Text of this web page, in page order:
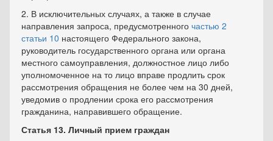
2. В исключительных случаях, а также в случае
направления запроса, предусмотренного частью 2
статьи 10 настоящего Федерального закона,
руководитель государственного органа или органа
местного самоуправления, должностное лицо либо
уполномоченное на то лицо вправе продлить срок
рассмотрения обращения не более чем на 30 дней,
уведомив о продлении срока его рассмотрения
гражданина, направившего обращение.
Статья 13. Личный прием граждан